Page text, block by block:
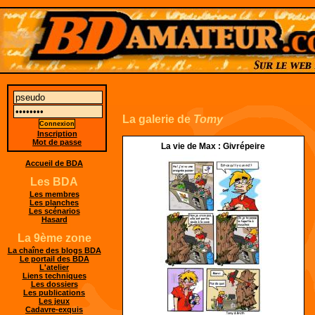
La galerie de Tomy
La vie de Max : Givrépeire
Inscription
Mot de passe
Accueil de BDA
Les BDA
Les membres
Les planches
Les scénarios
Hasard
La 9ème zone
La chaîne des blogs BDA
Le portail des BDA
L'atelier
Liens techniques
Les dossiers
Les publications
Les jeux
Cadavre-exquis